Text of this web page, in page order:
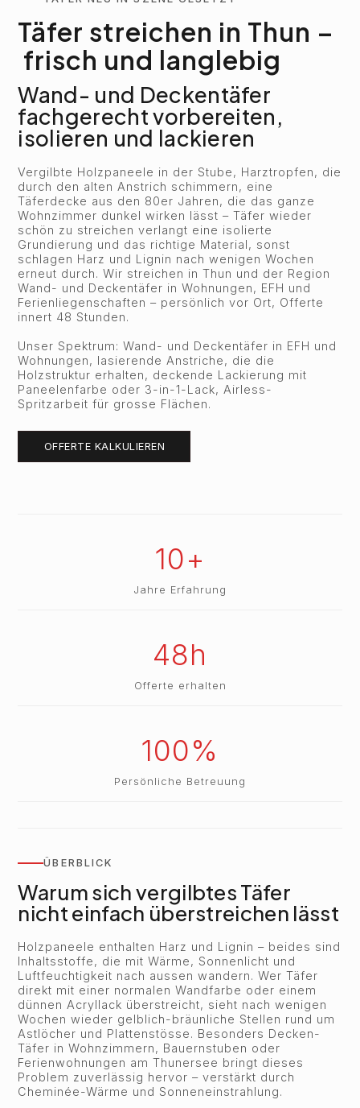
Täfer streichen in Thun –
frisch und langlebig
Wand- und Deckentäfer
fachgerecht vorbereiten,
isolieren und lackieren
Vergilbte Holzpaneele in der Stube, Harztropfen, die
durch den alten Anstrich schimmern, eine
Täferdecke aus den 80er Jahren, die das ganze
Wohnzimmer dunkel wirken lässt – Täfer wieder
schön zu streichen verlangt eine isolierte
Grundierung und das richtige Material, sonst
schlagen Harz und Lignin nach wenigen Wochen
erneut durch. Wir streichen in Thun und der Region
Wand- und Deckentäfer in Wohnungen, EFH und
Ferienliegenschaften – persönlich vor Ort, Offerte
innert 48 Stunden.
Unser Spektrum: Wand- und Deckentäfer in EFH und
Wohnungen, lasierende Anstriche, die die
Holzstruktur erhalten, deckende Lackierung mit
Paneelenfarbe oder 3-in-1-Lack, Airless-
Spritzarbeit für grosse Flächen.
OFFERTE KALKULIEREN
10+
Jahre Erfahrung
48h
Offerte erhalten
100%
Persönliche Betreuung
ÜBERBLICK
Warum sich vergilbtes Täfer
nicht einfach überstreichen lässt
Holzpaneele enthalten Harz und Lignin – beides sind
Inhaltsstoffe, die mit Wärme, Sonnenlicht und
Luftfeuchtigkeit nach aussen wandern. Wer Täfer
direkt mit einer normalen Wandfarbe oder einem
dünnen Acryllack überstreicht, sieht nach wenigen
Wochen wieder gelblich-bräunliche Stellen rund um
Astlöcher und Plattenstösse. Besonders Decken-
Täfer in Wohnzimmern, Bauernstuben oder
Ferienwohnungen am Thunersee bringt dieses
Problem zuverlässig hervor – verstärkt durch
Cheminée-Wärme und Sonneneinstrahlung.